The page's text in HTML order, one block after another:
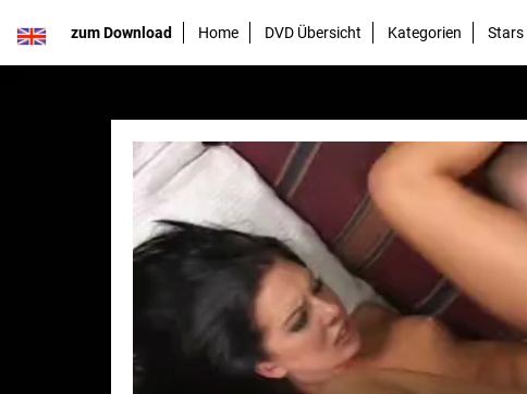
zum Download Home DVD Übersicht Kategorien Stars